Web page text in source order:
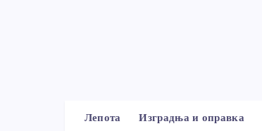
Лепота Изградња и оправка